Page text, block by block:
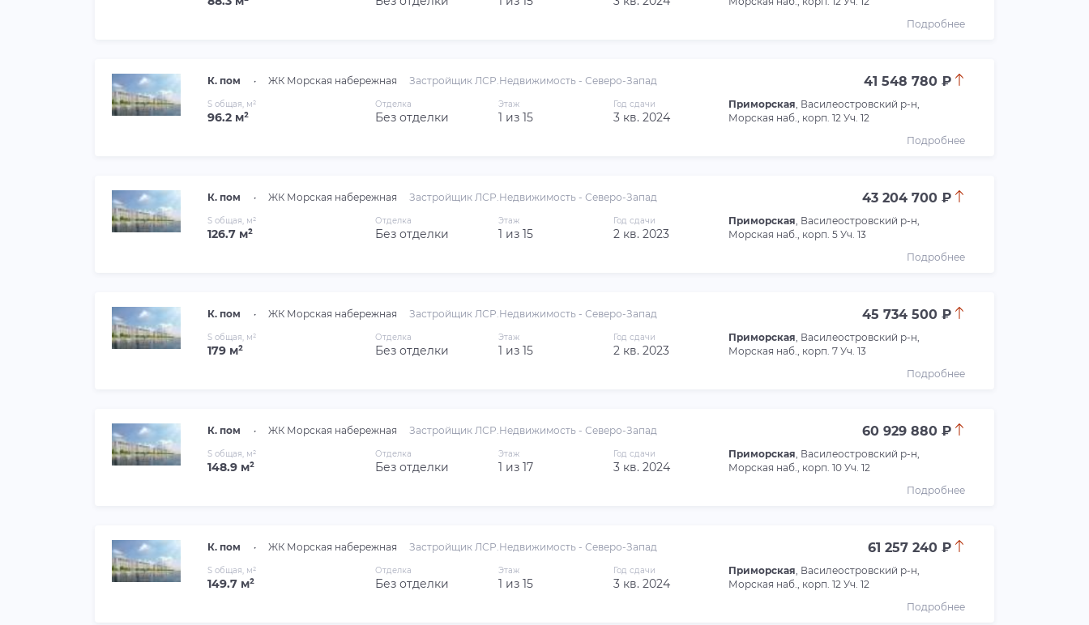
Подробнее
К. пом • ЖК Морская набережная Застройщик ЛСР.Недвижимость - Северо-Запад 41 548 780 ₽
S общая, м²
96.2 м²
Отделка
Без отделки
Этаж
1 из 15
Год сдачи
3 кв. 2024
Приморская, Василеостровский р-н,
Морская наб., корп. 12 Уч. 12
Подробнее
К. пом • ЖК Морская набережная Застройщик ЛСР.Недвижимость - Северо-Запад 43 204 700 ₽
S общая, м²
126.7 м²
Отделка
Без отделки
Этаж
1 из 15
Год сдачи
2 кв. 2023
Приморская, Василеостровский р-н,
Морская наб., корп. 5 Уч. 13
Подробнее
К. пом • ЖК Морская набережная Застройщик ЛСР.Недвижимость - Северо-Запад 45 734 500 ₽
S общая, м²
179 м²
Отделка
Без отделки
Этаж
1 из 15
Год сдачи
2 кв. 2023
Приморская, Василеостровский р-н,
Морская наб., корп. 7 Уч. 13
Подробнее
К. пом • ЖК Морская набережная Застройщик ЛСР.Недвижимость - Северо-Запад 60 929 880 ₽
S общая, м²
148.9 м²
Отделка
Без отделки
Этаж
1 из 17
Год сдачи
3 кв. 2024
Приморская, Василеостровский р-н,
Морская наб., корп. 10 Уч. 12
Подробнее
К. пом • ЖК Морская набережная Застройщик ЛСР.Недвижимость - Северо-Запад 61 257 240 ₽
S общая, м²
149.7 м²
Отделка
Без отделки
Этаж
1 из 15
Год сдачи
3 кв. 2024
Приморская, Василеостровский р-н,
Морская наб., корп. 12 Уч. 12
Подробнее